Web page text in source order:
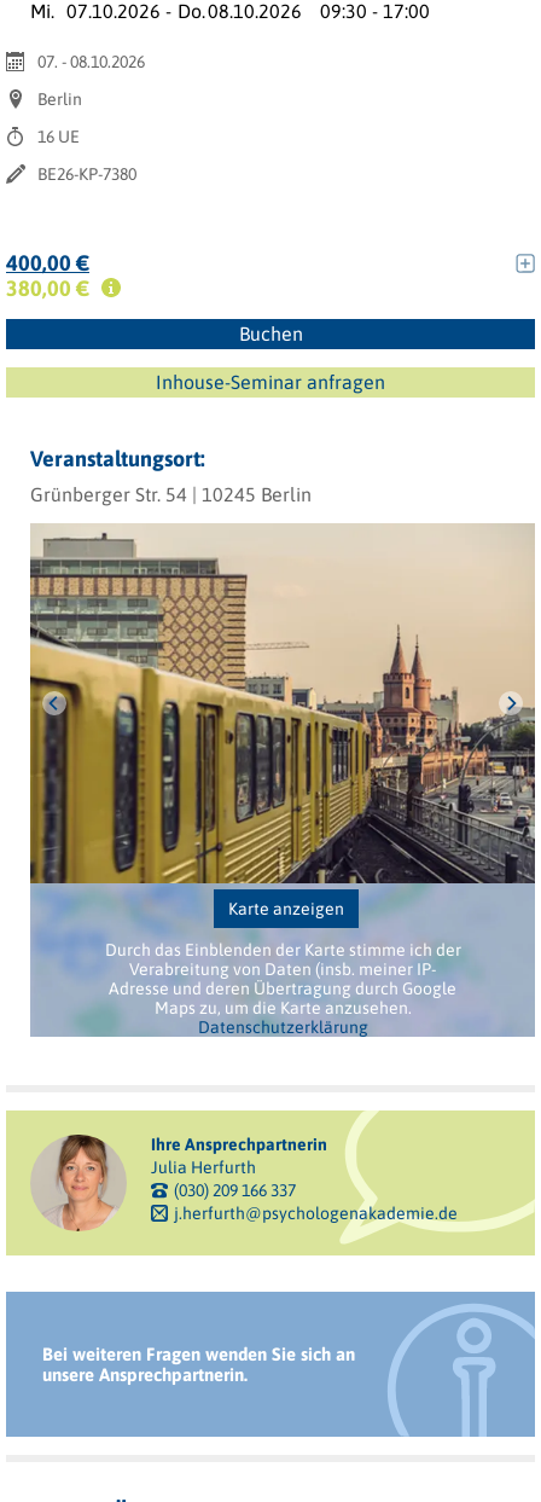
Mi. 07.10.2026 - Do.08.10.2026 09:30 - 17:00
07. - 08.10.2026
Berlin
16 UE
BE26-KP-7380
400,00 €
380,00 €
Buchen
Inhouse-Seminar anfragen
Veranstaltungsort:
Grünberger Str. 54 | 10245 Berlin
Karte anzeigen
Durch das Einblenden der Karte stimme ich der
Verabreitung von Daten (insb. meiner IP-
Adresse und deren Übertragung durch Google
Maps zu, um die Karte anzusehen.
Datenschutzerklärung
Ihre Ansprechpartnerin
Julia Herfurth
(030) 209 166 337
j.herfurth@psychologenakademie.de
Bei weiteren Fragen wenden Sie sich an
unsere Ansprechpartnerin.